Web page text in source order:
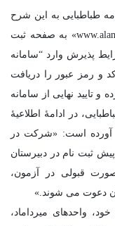
طباطبایی به این شرح
ذکر شده است: «ابتدا از طریق سایت «www.alameh.ir» به صفحه ثبت
پذیرش وارد “سامانه
و رمز عبور را دریافت
تایید نهایی از سامانه
در ادامۀ اطلاعیۀ
آورده است: «شرکت در
ثبت نام در دبیرستان
قبولی در آزمون،
دعوت می شوند.»
واحدهای میرداماد،